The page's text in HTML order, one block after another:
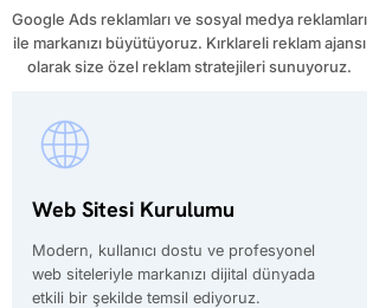
Google Ads reklamları ve sosyal medya reklamları
ile markanızı büyütüyoruz. Kırklareli reklam ajansı
olarak size özel reklam stratejileri sunuyoruz.
Web Sitesi Kurulumu
Modern, kullanıcı dostu ve profesyonel
web siteleriyle markanızı dijital dünyada
etkili bir şekilde temsil ediyoruz.